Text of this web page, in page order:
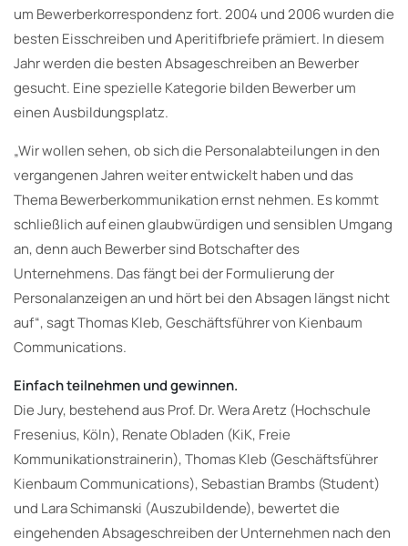
um Bewerberkorrespondenz fort. 2004 und 2006 wurden die
besten Eisschreiben und Aperitifbriefe prämiert. In diesem
Jahr werden die besten Absageschreiben an Bewerber
gesucht. Eine spezielle Kategorie bilden Bewerber um
einen Ausbildungsplatz.
„Wir wollen sehen, ob sich die Personalabteilungen in den
vergangenen Jahren weiter entwickelt haben und das
Thema Bewerberkommunikation ernst nehmen. Es kommt
schließlich auf einen glaubwürdigen und sensiblen Umgang
an, denn auch Bewerber sind Botschafter des
Unternehmens. Das fängt bei der Formulierung der
Personalanzeigen an und hört bei den Absagen längst nicht
auf“, sagt Thomas Kleb, Geschäftsführer von Kienbaum
Communications.
Einfach teilnehmen und gewinnen.
Die Jury, bestehend aus Prof. Dr. Wera Aretz (Hochschule
Fresenius, Köln), Renate Obladen (KiK, Freie
Kommunikationstrainerin), Thomas Kleb (Geschäftsführer
Kienbaum Communications), Sebastian Brambs (Student)
und Lara Schimanski (Auszubildende), bewertet die
eingehenden Absageschreiben der Unternehmen nach den